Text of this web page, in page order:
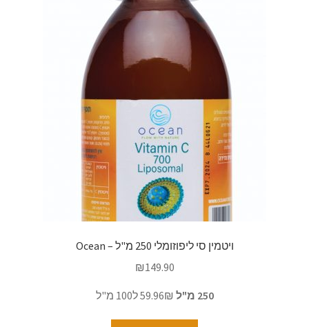
ויטמין סי ליפוזומלי 250 מ"ל – Ocean
₪149.90
250 מ"ל 59.96₪ ל100 מ"ל